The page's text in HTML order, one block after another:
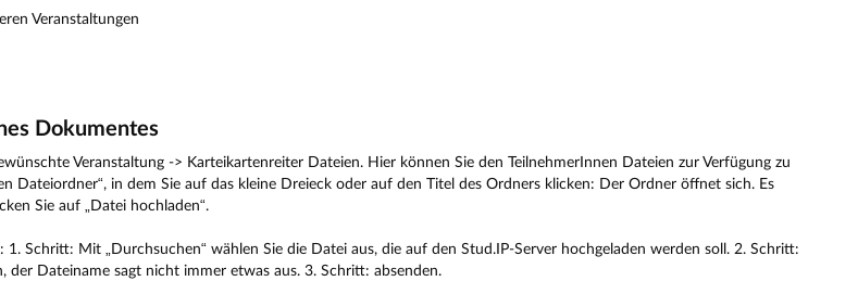
Veranstaltungen
Dokumentes
Veranstaltung -> Karteikartenreiter Dateien. Hier können Sie den TeilnehmerInnen Dateien zur Verfügung zu
Dateiordner“, in dem Sie auf das kleine Dreieck oder auf den Titel des Ordners klicken: Der Ordner öffnet sich. Es
Sie auf „Datei hochladen“.
Schritt: Mit „Durchsuchen“ wählen Sie die Datei aus, die auf den Stud.IP-Server hochgeladen werden soll. 2. Schritt:
der Dateiname sagt nicht immer etwas aus. 3. Schritt: absenden.